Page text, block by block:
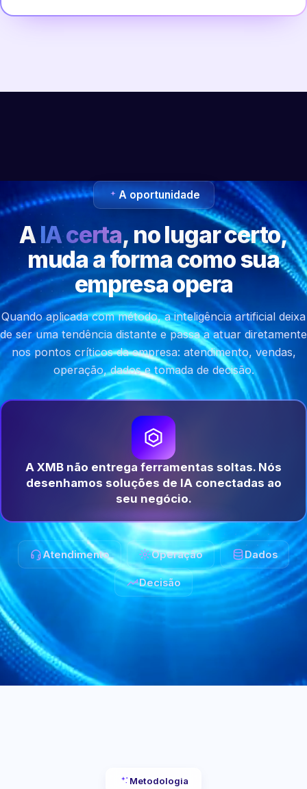
A oportunidade
AIA certa, no lugar certo,
muda a forma como sua
empresa opera
Quando aplicada com método, a inteligência artificial deixa
de ser uma tendência distante e passa a atuar diretamente
nos pontos críticos da empresa: atendimento, vendas,
operação, dados e tomada de decisão.
A XMB não entrega ferramentas soltas. Nós
desenhamos soluções de IA conectadas ao
seu negócio.
Atendimento Operação Dados
Decisão
Metodologia